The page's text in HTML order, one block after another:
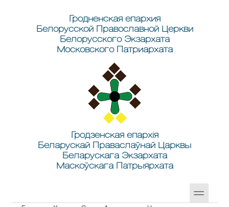
Гродненская епархия
Белорусской Православной Церкви
Белорусского Экзархата
Московского Патриархата
Гродзенская епархія
Беларускай Праваслаўнай Царквы
Беларускага Экзархата
Маскоўскага Патрыярхата